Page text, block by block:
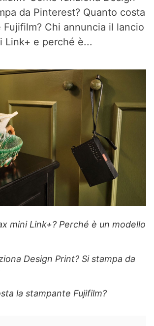
da Pinterest? Quanto costa
Fujifilm? Chi annuncia il lancio
Link+ e perché è...
mini Link+? Perché è un modello
Design Print? Si stampa da
la stampante Fujifilm?